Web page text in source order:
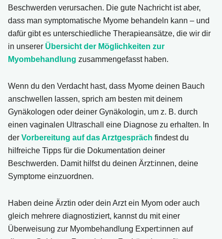
Beschwerden verursachen. Die gute Nachricht ist aber,
dass man symptomatische Myome behandeln kann – und
dafür gibt es unterschiedliche Therapieansätze, die wir dir
in unserer Übersicht der Möglichkeiten zur
Myombehandlung zusammengefasst haben.
Wenn du den Verdacht hast, dass Myome deinen Bauch
anschwellen lassen, sprich am besten mit deinem
Gynäkologen oder deiner Gynäkologin, um z. B. durch
einen vaginalen Ultraschall eine Diagnose zu erhalten. In
der Vorbereitung auf das Arztgespräch findest du
hilfreiche Tipps für die Dokumentation deiner
Beschwerden. Damit hilfst du deinen Ärzt:innen, deine
Symptome einzuordnen.
Haben deine Ärztin oder dein Arzt ein Myom oder auch
gleich mehrere diagnostiziert, kannst du mit einer
Überweisung zur Myombehandlung Expert:innen auf